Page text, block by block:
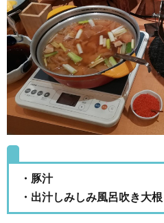
・豚汁
・出汁しみしみ風呂吹き大根